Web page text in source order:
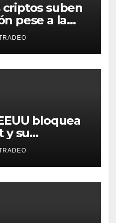
criptos suben
pese a la
Oriente
bloquea
y su
peligra